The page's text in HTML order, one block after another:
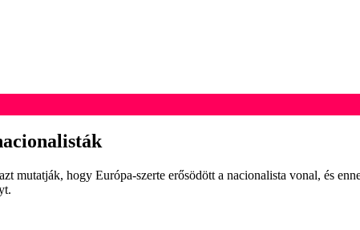
mutatják, hogy Európa-szerte erősödött a nacionalista vonal, és